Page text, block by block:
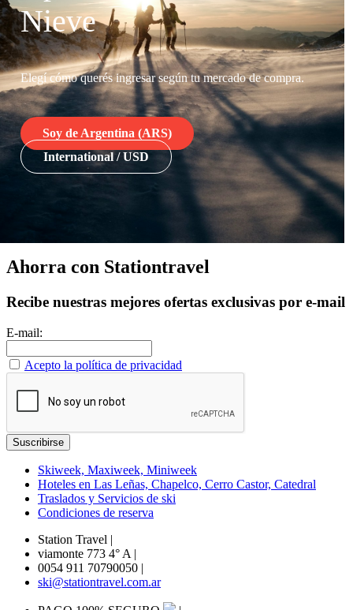
Nieve
Elegí cómo querés ingresar según tu mercado de compra.
Soy de Argentina (ARS)
International / USD
Ahorra con Stationtravel
Recibe nuestras mejores ofertas exclusivas por e-mail
E-mail:
Acepto la política de privacidad
Skiweek, Maxiweek, Miniweek
Hoteles en Las Leñas, Chapelco, Cerro Castor, Catedral
Traslados y Servicios de ski
Condiciones de reserva
Station Travel |
viamonte 773 4° A |
0054 911 70790050 |
ski@stationtravel.com.ar